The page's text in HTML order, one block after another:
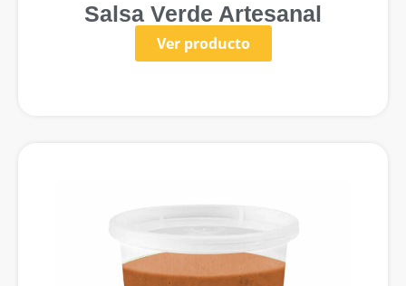
Salsa Verde Artesanal
Ver producto